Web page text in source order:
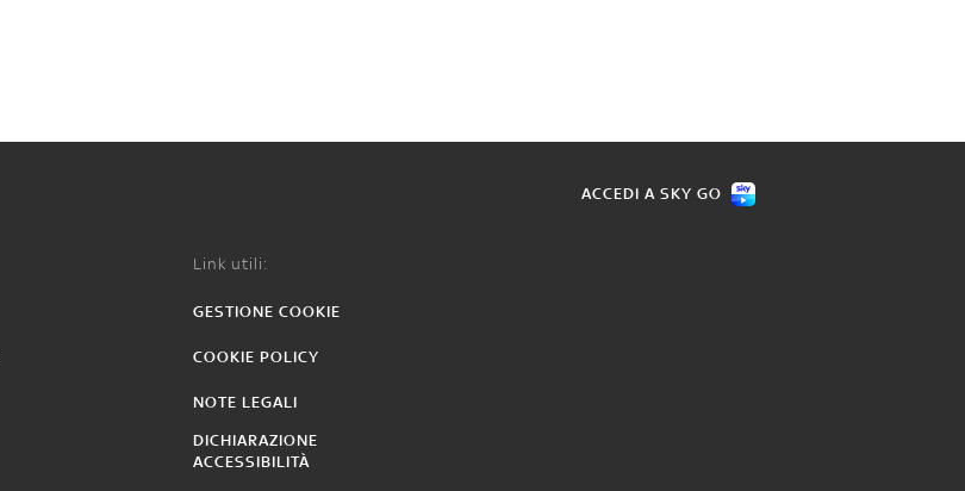
ACCEDI A SKY GO
Link utili:
GESTIONE COOKIE
COOKIE POLICY
NOTE LEGALI
DICHIARAZIONE
ACCESSIBILITÀ